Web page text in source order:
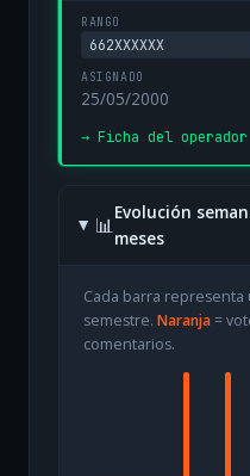
RANGO
662XXXXXX
ASIGNADO
25/05/2000
→ Ficha del operador
📊
Evolución
meses
Cada barra
semestre. Naranja=
comentarios.